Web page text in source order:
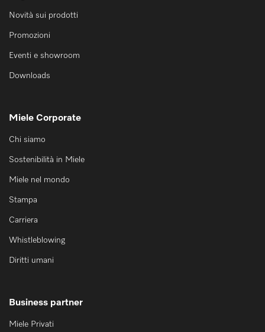
Novità sui prodotti
Promozioni
Eventi e showroom
Downloads
Miele Corporate
Chi siamo
Sostenibilità in Miele
Miele nel mondo
Stampa
Carriera
Whistleblowing
Diritti umani
Business partner
Miele Privati